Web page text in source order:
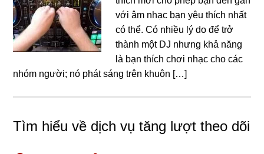
với âm nhạc bạn yêu thích nhất
có thể. Có nhiều lý do để trở
thành một DJ nhưng khả năng
là bạn thích chơi nhạc cho các
nhóm người; nó phát sáng trên khuôn […]
Tìm hiểu về dịch vụ tăng lượt theo dõi